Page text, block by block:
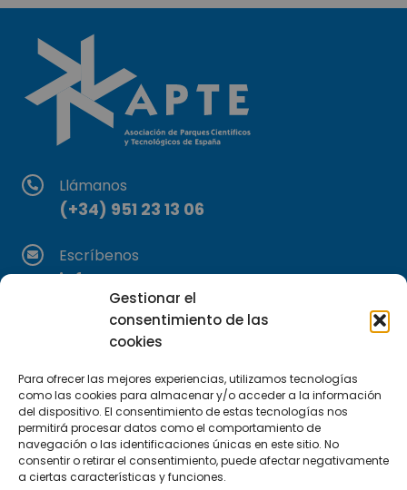
Gestionar el
consentimiento de las
cookies
Para ofrecer las mejores experiencias, utilizamos tecnologías
como las cookies para almacenar y/o acceder a la información
del dispositivo. El consentimiento de estas tecnologías nos
permitirá procesar datos como el comportamiento de
navegación o las identificaciones únicas en este sitio. No
consentir o retirar el consentimiento, puede afectar negativamente
a ciertas características y funciones.
Llámanos
(+34) 951 23 13 06
Escríbenos
info@apte.org
Encuéntranos
C/Marie Curie, 35
29590 Campanillas, Málaga